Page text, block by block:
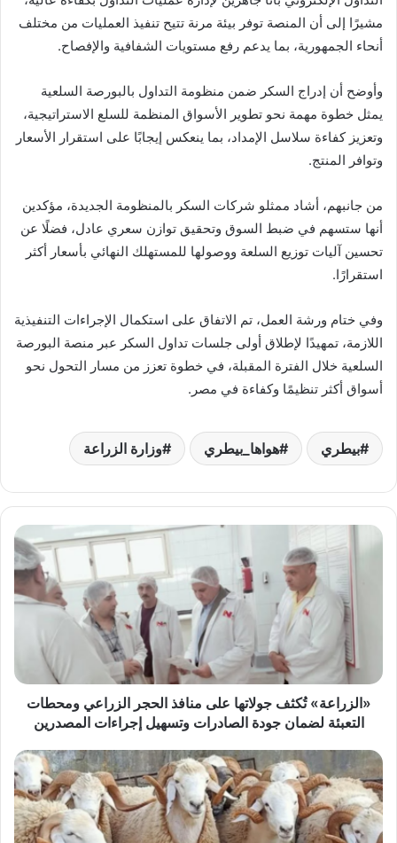
مشيرًا إلى أن المنصة توفر بيئة مرنة تتيح تنفيذ العمليات من مختلف
أنحاء الجمهورية، بما يدعم رفع مستويات الشفافية والإفصاح.
وأوضح أن إدراج السكر ضمن منظومة التداول بالبورصة السلعية
يمثل خطوة مهمة نحو تطوير الأسواق المنظمة للسلع الاستراتيجية،
وتعزيز كفاءة سلاسل الإمداد، بما ينعكس إيجابًا على استقرار الأسعار
وتوافر المنتج.
من جانبهم، أشاد ممثلو شركات السكر بالمنظومة الجديدة، مؤكدين
أنها ستسهم في ضبط السوق وتحقيق توازن سعري عادل، فضلًا عن
تحسين آليات توزيع السلعة ووصولها للمستهلك النهائي بأسعار أكثر
استقرارًا.
وفي ختام ورشة العمل، تم الاتفاق على استكمال الإجراءات التنفيذية
اللازمة، تمهيدًا لإطلاق أولى جلسات تداول السكر عبر منصة البورصة
السلعية خلال الفترة المقبلة، في خطوة تعزز من مسار التحول نحو
أسواق أكثر تنظيمًا وكفاءة في مصر.
بيطري هواها_بيطري وزارة الزراعة
«الزراعة»
الزراعي
ومحطات
التعبئة
لضمان
جودة
وتسهيل
إجراءات
المصدرين
«الزراعة» تُكثف جولاتها على منافذ الحجر الزراعي ومحطات
التعبئة لضمان جودة الصادرات وتسهيل إجراءات المصدرين
حاسة
الشم
تقود
الإدارة..
بخاخات